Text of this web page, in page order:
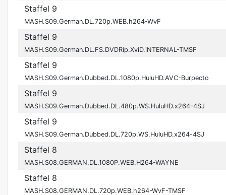
Staffel 9
MASH.S09.German.DL.720p.WEB.h264-WvF
Staffel 9
MASH.S09.German.DL.FS.DVDRip.XviD.iNTERNAL-TMSF
Staffel 9
MASH.S09.German.Dubbed.DL.1080p.HuluHD.AVC-Burpecto
Staffel 9
MASH.S09.German.Dubbed.DL.480p.WS.HuluHD.x264-4SJ
Staffel 9
MASH.S09.German.Dubbed.DL.720p.WS.HuluHD.x264-4SJ
Staffel 8
MASH.S08.GERMAN.DL.1080P.WEB.H264-WAYNE
Staffel 8
MASH.S08.GERMAN.DL.720p.WEB.h264-WvF-TMSF